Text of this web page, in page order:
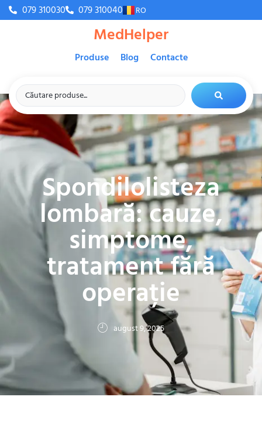
079 310030 079 310040 RO
MedHelper
Produse Blog Contacte
Spondilolisteza
lombară: cauze,
simptome,
tratament fără
operație
august 9, 2025